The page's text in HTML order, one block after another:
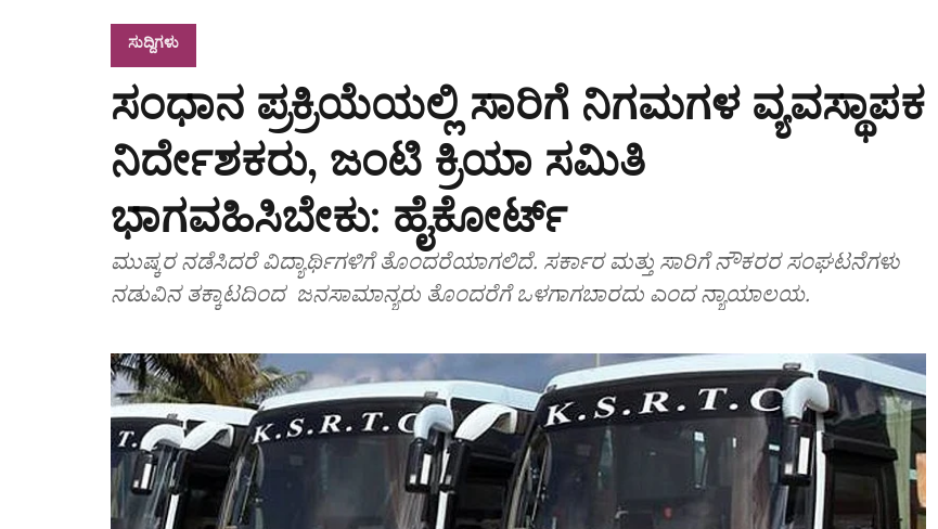
ಸುದ್ದಿಗಳು
ಸಂಧಾನ ಪ್ರಕ್ರಿಯೆಯಲ್ಲಿ ಸಾರಿಗೆ ನಿಗಮಗಳ ವ್ಯವಸ್ಥಾಪಕ
ನಿರ್ದೇಶಕರು, ಜಂಟಿ ಕ್ರಿಯಾ ಸಮಿತಿ
ಭಾಗವಹಿಸಿಬೇಕು: ಹೈಕೋರ್ಟ್‌
ಮುಷ್ಕರ ನಡೆಸಿದರೆ ವಿದ್ಯಾರ್ಥಿಗಳಿಗೆ ತೊಂದರೆಯಾಗಲಿದೆ.‌ ಸರ್ಕಾರ ಮತ್ತು ಸಾರಿಗೆ ನೌಕರರ ಸಂಘಟನೆಗಳು
ನಡುವಿನ ತಕ್ಕಾಟದಿಂದ ಜನಸಾಮಾನ್ಯರು ತೊಂದರೆಗೆ ಒಳಗಾಗಬಾರದು ಎಂದ ನ್ಯಾಯಾಲಯ.